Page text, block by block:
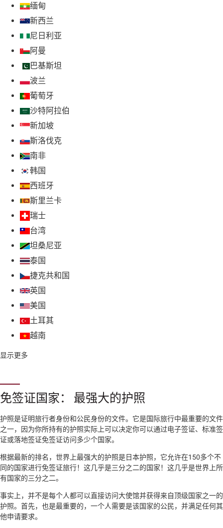
缅甸
新西兰
尼日利亚
阿曼
巴基斯坦
波兰
葡萄牙
沙特阿拉伯
新加坡
斯洛伐克
南非
韩国
西班牙
斯里兰卡
瑞士
台湾
坦桑尼亚
泰国
捷克共和国
英国
美国
土耳其
越南
显示更多
免签证国家： 最强大的护照
护照是证明旅行者身份和公民身份的文件。它是国际旅行中最重要的文件
之一，因为你所持有的护照实际上可以决定你可以通过电子签证、标准签
证或落地签证免签证访问多少个国家。
根据最新的排名，世界上最强大的护照是日本护照，它允许在150多个不
同的国家进行免签证旅行！这几乎是三分之二的国家！这几乎是世界上所
有国家的三分之二。
事实上，并不是每个人都可以直接访问大使馆并获得来自顶级国家之一的
护照。首先，也是最重要的，一个人需要是该国家的公民，并满足任何其
他申请要求。